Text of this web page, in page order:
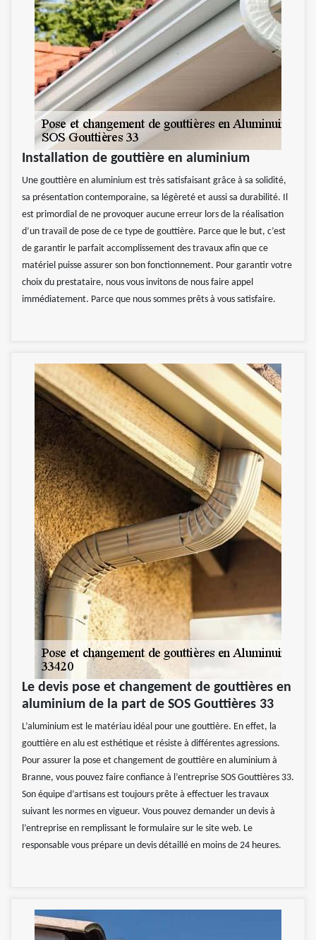
Installation de gouttière en aluminium
Une gouttière en aluminium est très satisfaisant grâce à sa solidité,
sa présentation contemporaine, sa légèreté et aussi sa durabilité. Il
est primordial de ne provoquer aucune erreur lors de la réalisation
d’un travail de pose de ce type de gouttière. Parce que le but, c’est
de garantir le parfait accomplissement des travaux afin que ce
matériel puisse assurer son bon fonctionnement. Pour garantir votre
choix du prestataire, nous vous invitons de nous faire appel
immédiatement. Parce que nous sommes prêts à vous satisfaire.
Le devis pose et changement de gouttières en
aluminium de la part de SOS Gouttières 33
L’aluminium est le matériau idéal pour une gouttière. En effet, la
gouttière en alu est esthétique et résiste à différentes agressions.
Pour assurer la pose et changement de gouttière en aluminium à
Branne, vous pouvez faire confiance à l’entreprise SOS Gouttières 33.
Son équipe d’artisans est toujours prête à effectuer les travaux
suivant les normes en vigueur. Vous pouvez demander un devis à
l’entreprise en remplissant le formulaire sur le site web. Le
responsable vous prépare un devis détaillé en moins de 24 heures.